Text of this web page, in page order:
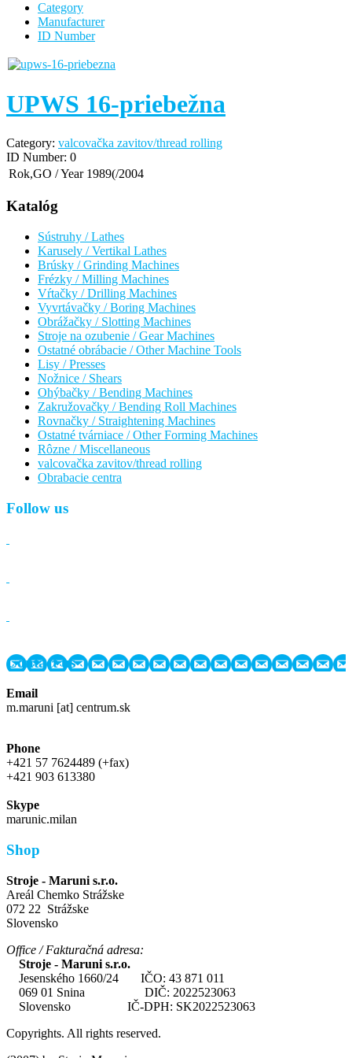
Category
Manufacturer
ID Number
UPWS 16-priebežna
Category: valcovačka zavitov/thread rolling
ID Number: 0
Rok,GO / Year 1989(/2004
Katalóg
Sústruhy / Lathes
Karusely / Vertikal Lathes
Brúsky / Grinding Machines
Frézky / Milling Machines
Vŕtačky / Drilling Machines
Vyvrtávačky / Boring Machines
Obrážačky / Slotting Machines
Stroje na ozubenie / Gear Machines
Ostatné obrábacie / Other Machine Tools
Lisy / Presses
Nožnice / Shears
Ohýbačky / Bending Machines
Zakružovačky / Bending Roll Machines
Rovnačky / Straightening Machines
Ostatné tvárniace / Other Forming Machines
Rôzne / Miscellaneous
valcovačka zavitov/thread rolling
Obrabacie centra
Follow us
Contact us
Email
m.maruni [at] centrum.sk
Phone
+421 57 7624489 (+fax)
+421 903 613380
Skype
marunic.milan
Shop
Stroje - Maruni s.r.o.
Areál Chemko Strážske
072 22 Strážske
Slovensko
Office / Fakturačná adresa:
Stroje - Maruni s.r.o.
Jesenského 1660/24 IČO: 43 871 011
069 01 Snina DIČ: 2022523063
Slovensko IČ-DPH: SK2022523063
Copyrights. All rights reserved.